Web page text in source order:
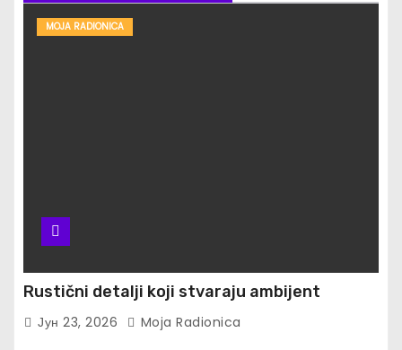
MOJA RADIONICA
Rustični detalji koji stvaraju ambijent
Јун 23, 2026 Moja Radionica